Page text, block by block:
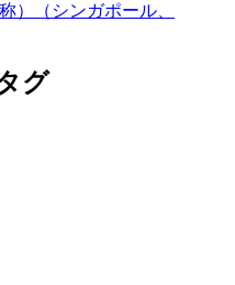
）（シンガポール、
グ